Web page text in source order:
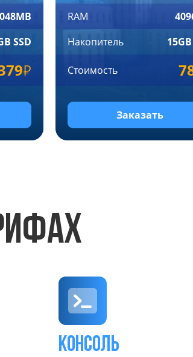
SSD
RAM
Накопитель
Стоимость
Заказать
консоль